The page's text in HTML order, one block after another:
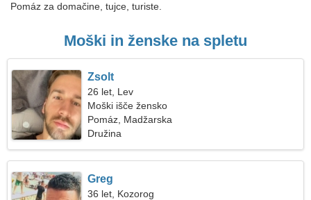
Pomáz za domačine, tujce, turiste.
Moški in ženske na spletu
Zsolt
26 let, Lev
Moški išče žensko
Pomáz, Madžarska
Družina
Greg
36 let, Kozorog